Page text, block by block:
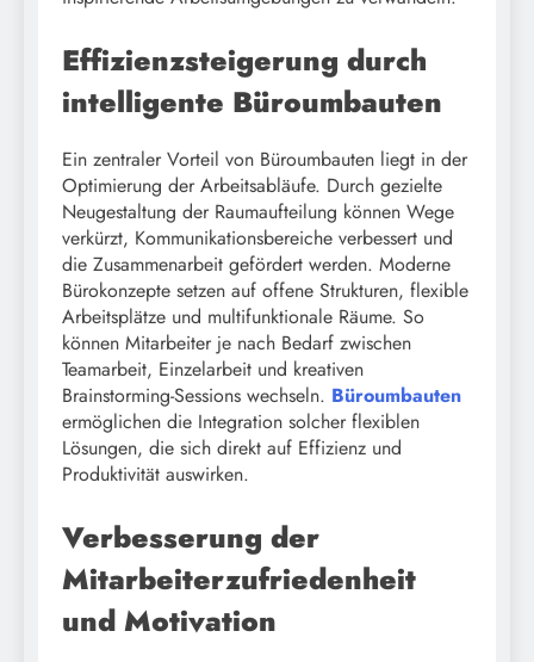
Effizienzsteigerung durch
intelligente Büroumbauten
Ein zentraler Vorteil von Büroumbauten liegt in der
Optimierung der Arbeitsabläufe. Durch gezielte
Neugestaltung der Raumaufteilung können Wege
verkürzt, Kommunikationsbereiche verbessert und
die Zusammenarbeit gefördert werden. Moderne
Bürokonzepte setzen auf offene Strukturen, flexible
Arbeitsplätze und multifunktionale Räume. So
können Mitarbeiter je nach Bedarf zwischen
Teamarbeit, Einzelarbeit und kreativen
Brainstorming-Sessions wechseln. Büroumbauten
ermöglichen die Integration solcher flexiblen
Lösungen, die sich direkt auf Effizienz und
Produktivität auswirken.
Verbesserung der
Mitarbeiterzufriedenheit
und Motivation